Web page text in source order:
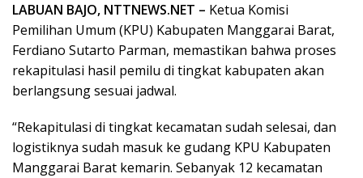
LABUAN BAJO, NTTNEWS.NET – Ketua Komisi
Pemilihan Umum (KPU) Kabupaten Manggarai Barat,
Ferdiano Sutarto Parman, memastikan bahwa proses
rekapitulasi hasil pemilu di tingkat kabupaten akan
berlangsung sesuai jadwal.
“Rekapitulasi di tingkat kecamatan sudah selesai, dan
logistiknya sudah masuk ke gudang KPU Kabupaten
Manggarai Barat kemarin. Sebanyak 12 kecamatan